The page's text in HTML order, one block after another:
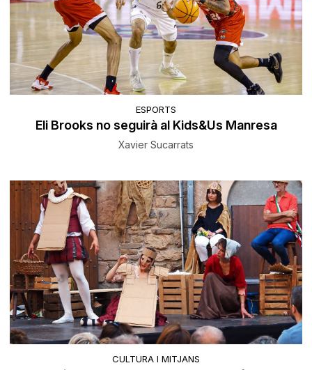
ESPORTS
Eli Brooks no seguirà al Kids&Us Manresa
Xavier Sucarrats
CULTURA I MITJANS